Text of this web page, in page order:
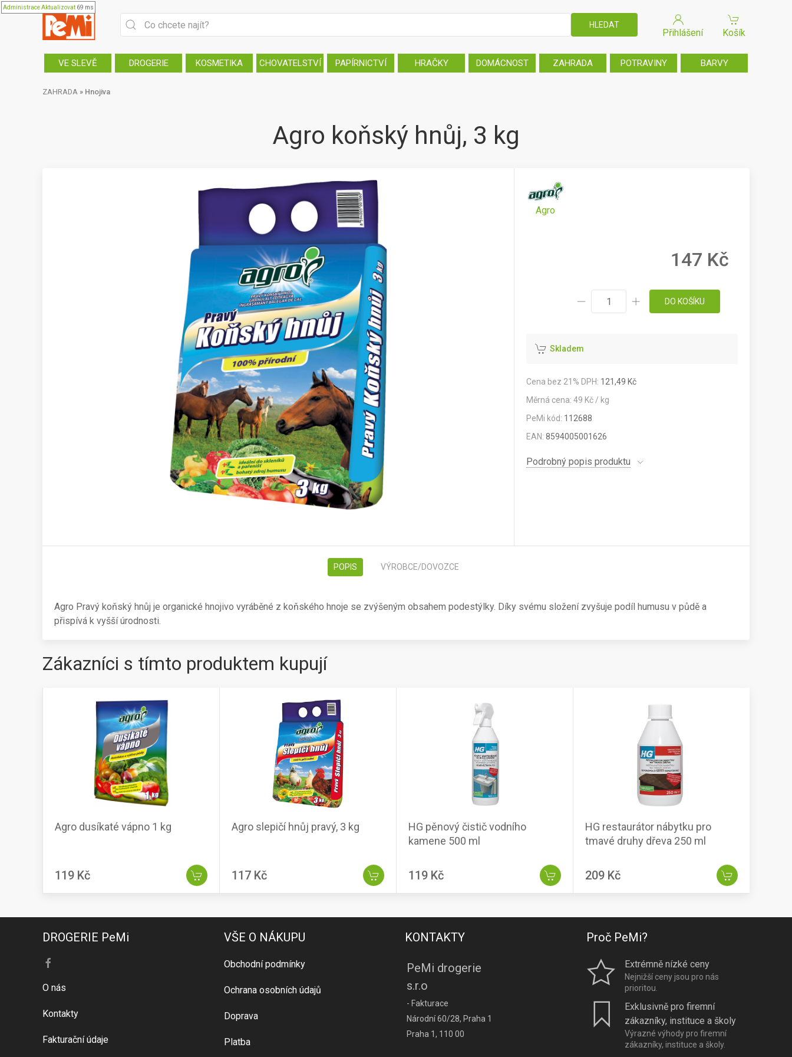
AdministraceAktualizovat 69 ms
Přihlášení Košík
VE SLEVĚ DROGERIE KOSMETIKA CHOVATELSTVÍ PAPÍRNICTVÍ HRAČKY DOMÁCNOST ZAHRADA POTRAVINY BARVY
ZAHRADA » Hnojiva
Agro koňský hnůj, 3 kg
Agro
147 Kč
DO KOŠÍKU
Skladem
Cena bez 21% DPH: 121,49 Kč
Měrná cena: 49 Kč / kg
PeMi kód: 112688
EAN:8594005001626
Podrobný popis produktu
POPIS VÝROBCE/DOVOZCE
Agro Pravý koňský hnůj je organické hnojivo vyráběné z koňského hnoje se zvýšeným obsahem podestýlky. Díky svému složení zvyšuje podíl humusu v půdě a
přispívá k vyšší úrodnosti.
Zákazníci s tímto produktem kupují
Agro dusíkaté vápno 1 kg
119 Kč
Agro slepičí hnůj pravý, 3 kg
117 Kč
HG pěnový čistič vodního
kamene 500 ml
119 Kč
HG restaurátor nábytku pro
tmavé druhy dřeva 250 ml
209 Kč
DROGERIE PeMi
O nás
Kontakty
Fakturační údaje
VŠE O NÁKUPU
Obchodní podmínky
Ochrana osobních údajů
Doprava
Platba
KONTAKTY
PeMi drogerie
s.r.o
- Fakturace
Národní 60/28, Praha 1
Praha 1, 110 00
Proč PeMi?
Extrémně nízké ceny
Nejnižší ceny jsou pro nás
prioritou.
Exklusivně pro firemní
zákazníky, instituce a školy
Výrazné výhody pro firemní
zákazníky, instituce a školy.